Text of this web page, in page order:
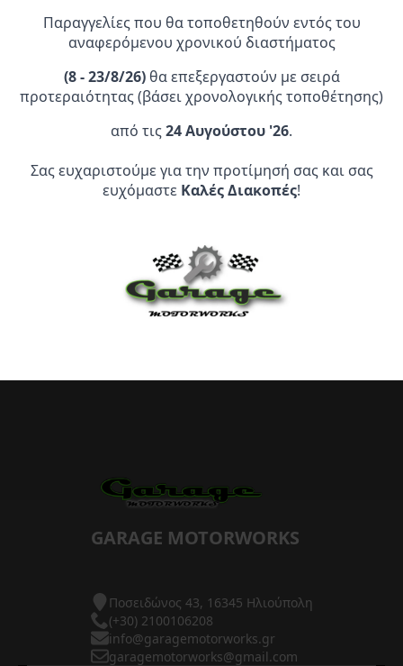
Επίσημος Αντιπρόσωπος:
Service Point:
CLEARANCE | ΑΝΑΚΑΛΥΨΤΕ
ΠΡΟΪΟΝΤΑ
GARAGE MOTORWORKS
Ποσειδώνος 43, 16345 Ηλιούπολη
(+30) 2100106208
info@garagemotorworks.gr
garagemotorworks@gmail.com
Παραγγελίες που θα τοποθετηθούν εντός του
αναφερόμενου χρονικού διαστήματος
(8 - 23/8/26)θα επεξεργαστούν με σειρά
προτεραιότητας (βάσει χρονολογικής τοποθέτησης)
από τις24 Αυγούστου '26.
Σας ευχαριστούμε για την προτίμησή σας και σας
ευχόμαστε Καλές Διακοπές!